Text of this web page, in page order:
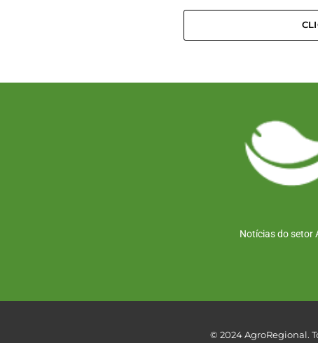
Notícias do setor
© 2024 AgroRegional.